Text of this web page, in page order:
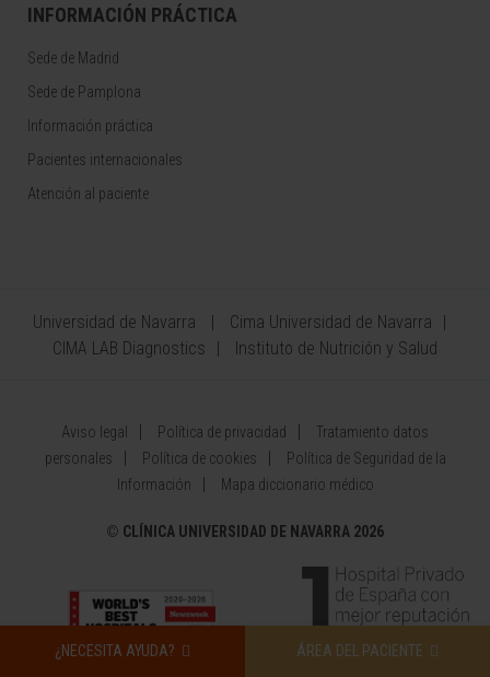
¿NECESITA AYUDA? ÁREA DEL PACIENTE
INFORMACIÓN PRÁCTICA
Sede de Madrid
Sede de Pamplona
Información práctica
Pacientes internacionales
Atención al paciente
Universidad de Navarra
Cima Universidad de Navarra
CIMA LAB Diagnostics
Instituto de Nutrición y Salud
Aviso legal Política de privacidad
Tratamiento datos
personales
Política de cookies
Política de Seguridad de la
Información
Mapa diccionario médico
© CLÍNICA UNIVERSIDAD DE NAVARRA 2026